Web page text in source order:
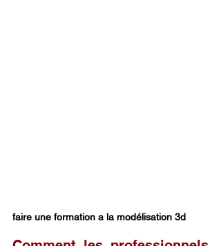
faire une formation a la modélisation 3d